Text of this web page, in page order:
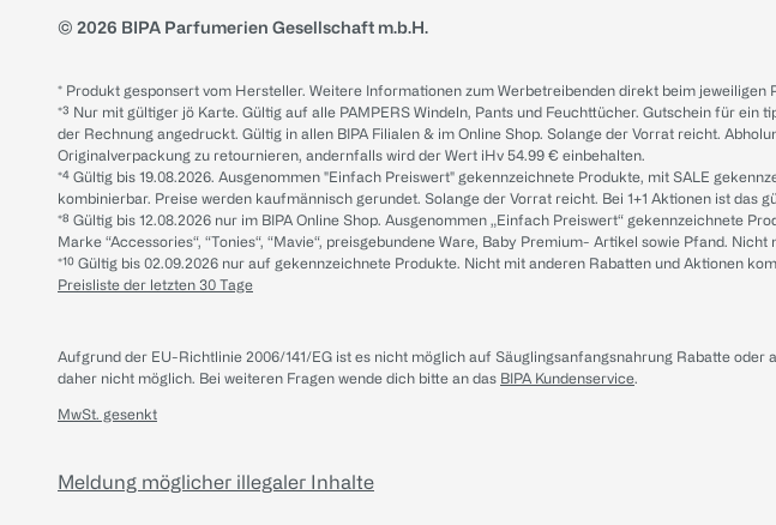
© 2026 BIPA Parfumerien Gesellschaft m.b.H.
* Produkt gesponsert vom Hersteller. Weitere Informationen zum Werbetreibenden direkt beim jeweiligen
*³ Nur mit gültiger jö Karte. Gültig auf alle PAMPERS Windeln, Pants und Feuchttücher. Gutschein für
der Rechnung angedruckt. Gültig in allen BIPA Filialen & im Online Shop. Solange der Vorrat reicht.
Originalverpackung zu retournieren, andernfalls wird der Wert iHv 54.99 € einbehalten.
*⁴ Gültig bis 19.08.2026. Ausgenommen "Einfach Preiswert" gekennzeichnete Produkte, mit SALE
kombinierbar. Preise werden kaufmännisch gerundet. Solange der Vorrat reicht. Bei 1+1 Aktionen ist das
*⁸ Gültig bis 12.08.2026 nur im BIPA Online Shop. Ausgenommen „Einfach Preiswert“ gekennzeichnete
Marke “Accessories“, “Tonies“, “Mavie“, preisgebundene Ware, Baby Premium- Artikel sowie Pfand.
*¹⁰ Gültig bis 02.09.2026 nur auf gekennzeichnete Produkte. Nicht mit anderen Rabatten und Aktionen
Preisliste der letzten 30 Tage
Aufgrund der EU-Richtlinie 2006/141/EG ist es nicht möglich auf Säuglingsanfangsnahrung Rabatte
daher nicht möglich. Bei weiteren Fragen wende dich bitte an das BIPA Kundenservice.
MwSt. gesenkt
Meldung möglicher illegaler Inhalte